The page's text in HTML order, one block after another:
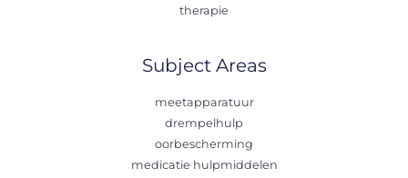
therapie
Subject Areas
meetapparatuur
drempelhulp
oorbescherming
medicatie hulpmiddelen